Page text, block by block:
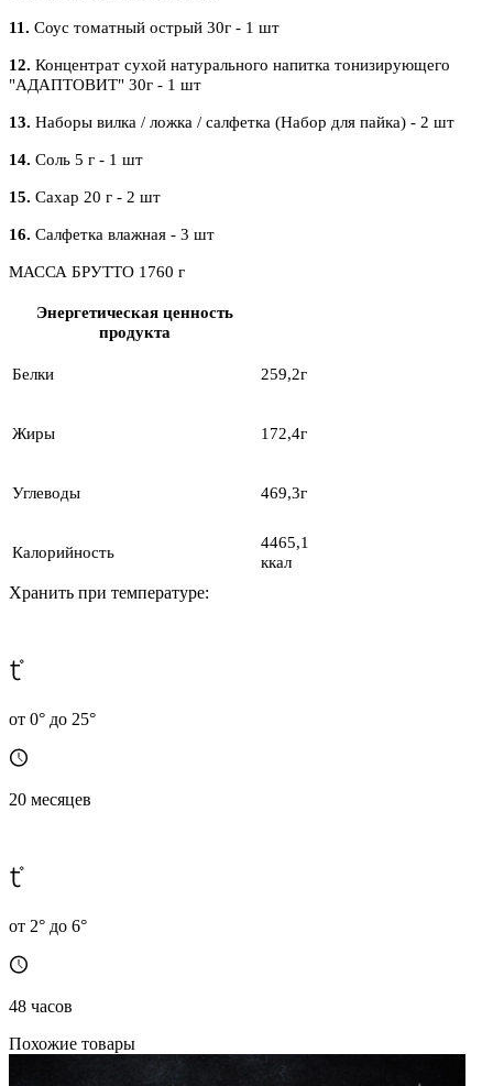
11. Соус томатный острый 30г - 1 шт
12. Концентрат сухой натурального напитка тонизирующего
"АДАПТОВИТ" 30г - 1 шт
13. Наборы вилка / ложка / салфетка (Набор для пайка) - 2 шт
14. Соль 5 г - 1 шт
15. Сахар 20 г - 2 шт
16. Салфетка влажная - 3 шт
МАССА БРУТТО 1760 г
Энергетическая ценность
продукта
Белки 259,2г
Жиры 172,4г
Углеводы 469,3г
Калорийность
4465,1
ккал
Хранить при температуре:
от 0° до 25°
20 месяцев
от 2° до 6°
48 часов
Похожие товары